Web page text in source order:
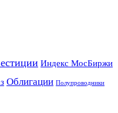
Индекс МосБиржи
Облигации Полупроводники